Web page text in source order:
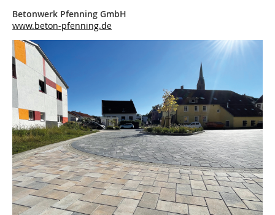
Betonwerk Pfenning GmbH
www.beton-pfenning.de